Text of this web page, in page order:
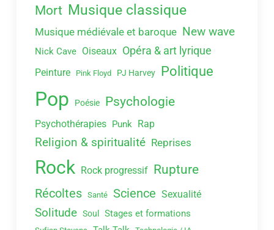
Mort Musique classique
Musique médiévale et baroque New wave
Nick Cave Oiseaux Opéra & art lyrique
Peinture Pink Floyd PJ Harvey Politique
Pop Poésie Psychologie
Psychothérapies Punk Rap
Religion & spiritualité Reprises
Rock Rock progressif Rupture
Récoltes Santé Science Sexualité
Solitude Soul Stages et formations